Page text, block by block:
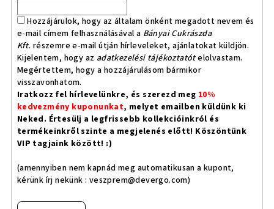
Hozzájárulok, hogy az általam önként megadott nevem és
e-mail címem felhasználásával a Bányai Cukrászda
Kft. részemre e-mail útján hírleveleket, ajánlatokat küldjön.
Kijelentem, hogy az adatkezelési tájékoztatótelolvastam.
Megértettem, hogy a hozzájárulásom bármikor
visszavonhatom.
Iratkozz fel hírlevelünkre, és szerezd meg 10%
kedvezmény kuponunkat, melyet emailben küldünk ki
Neked. Értesülj a legfrissebb kollekcióinkról és
termékeinkről szinte a megjelenés előtt! Köszöntünk
VIP tagjaink között! :)
(amennyiben nem kapnád meg automatikusan a kupont,
kérünk írj nekünk : veszprem@devergo.com)